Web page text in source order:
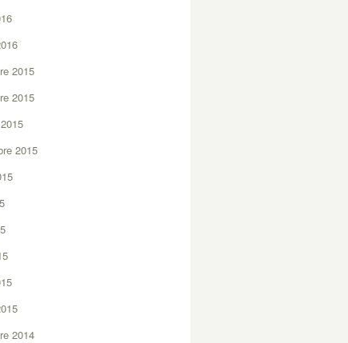
2015
2015
2015
2014